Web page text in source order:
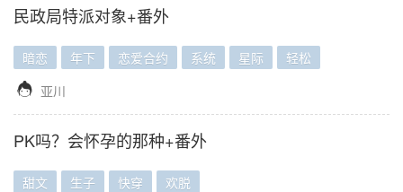
民政局特派对象+番外
暗恋 年下 恋爱合约 系统 星际 轻松
 亚川
PK吗？会怀孕的那种+番外
甜文 生子 快穿 欢脱